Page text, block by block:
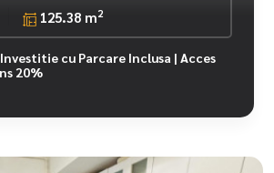
125.38 m2
cu Parcare Inclusa | Acces
20%